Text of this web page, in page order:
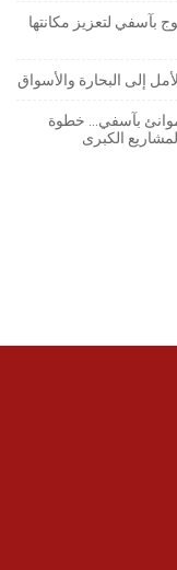
بآسفي لتعزيز مكانتها
بآسفي… خطوة